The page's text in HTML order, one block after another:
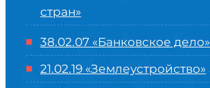
стран»
38.02.07 «Банковское дело»
21.02.19 «Землеустройство»